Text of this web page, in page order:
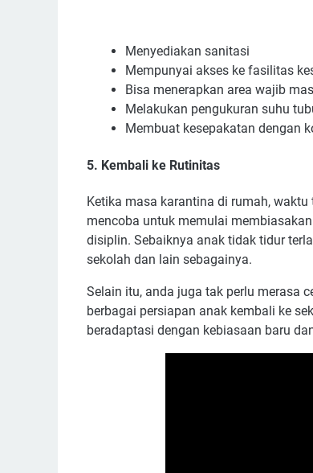
Menyediakan sanitasi
Mempunyai akses ke fasilitas
Bisa menerapkan area wajib
Melakukan pengukuran suhu
Membuat kesepakatan dengan
5. Kembali ke Rutinitas
Ketika masa karantina di rumah,
mencoba untuk memulai
disiplin. Sebaiknya anak tidak tidur
sekolah dan lain sebagainya.
Selain itu, anda juga tak perlu merasa
berbagai persiapan anak kembali ke
beradaptasi dengan kebiasaan baru